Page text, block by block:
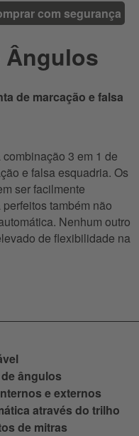
com segurança
de marcação e falsa
3 em 1 de
e falsa esquadria. Os
ser facilmente
também não
Nenhum outro
de flexibilidade na
ângulos
e externos
através do trilho
de mitras